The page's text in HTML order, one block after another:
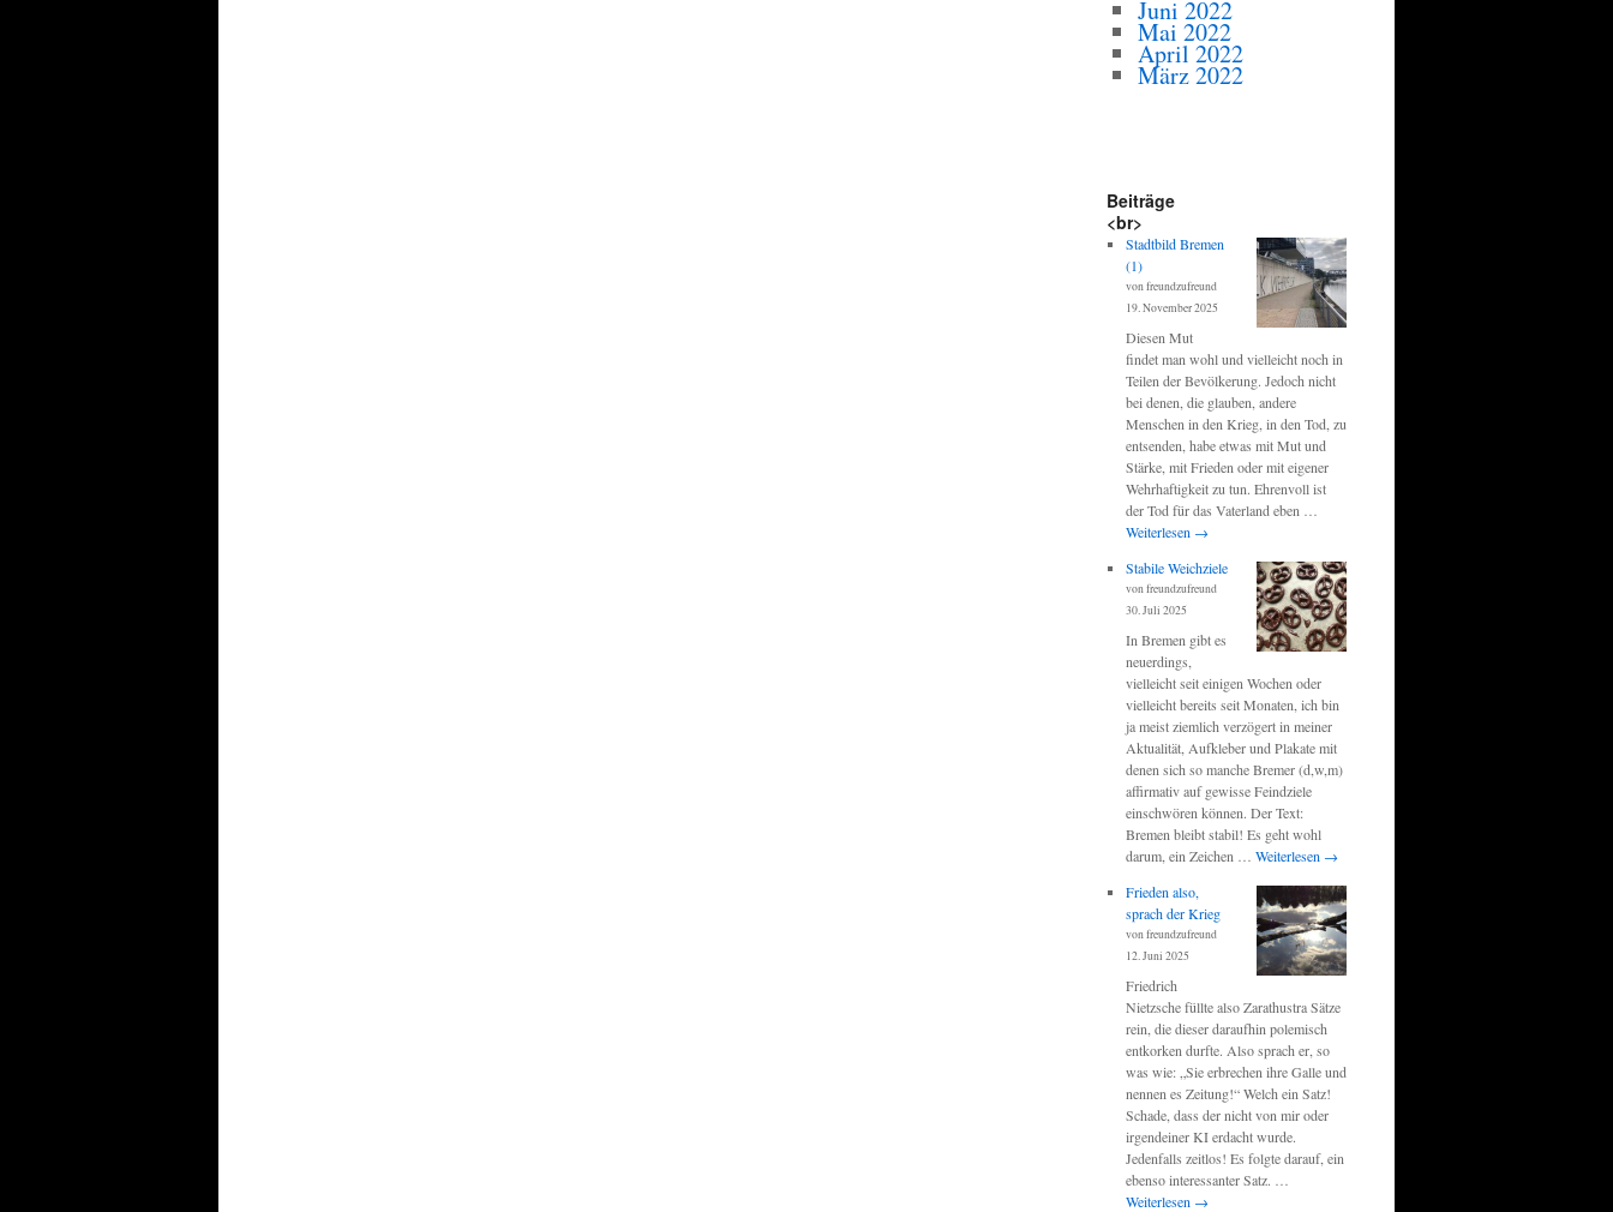
Juni 2022
Mai 2022
April 2022
März 2022
Beiträge
<br>
Stadtbild Bremen
(1)
von freundzufreund
19. November 2025
Diesen Mut
findet man wohl und vielleicht noch in
Teilen der Bevölkerung. Jedoch nicht
bei denen, die glauben, andere
Menschen in den Krieg, in den Tod, zu
entsenden, habe etwas mit Mut und
Stärke, mit Frieden oder mit eigener
Wehrhaftigkeit zu tun. Ehrenvoll ist
der Tod für das Vaterland eben …
Weiterlesen →
Stabile Weichziele
von freundzufreund
30. Juli 2025
In Bremen gibt es
neuerdings,
vielleicht seit einigen Wochen oder
vielleicht bereits seit Monaten, ich bin
ja meist ziemlich verzögert in meiner
Aktualität, Aufkleber und Plakate mit
denen sich so manche Bremer (d,w,m)
affirmativ auf gewisse Feindziele
einschwören können. Der Text:
Bremen bleibt stabil! Es geht wohl
darum, ein Zeichen … Weiterlesen →
Frieden also,
sprach der Krieg
von freundzufreund
12. Juni 2025
Friedrich
Nietzsche füllte also Zarathustra Sätze
rein, die dieser daraufhin polemisch
entkorken durfte. Also sprach er, so
was wie: „Sie erbrechen ihre Galle und
nennen es Zeitung!“ Welch ein Satz!
Schade, dass der nicht von mir oder
irgendeiner KI erdacht wurde.
Jedenfalls zeitlos! Es folgte darauf, ein
ebenso interessanter Satz. …
Weiterlesen →